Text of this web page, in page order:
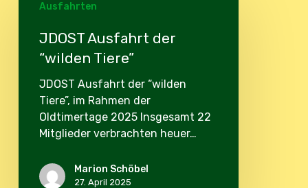
Ausfahrt
“wilden
Tiere”
Ausfahrten
JDOST Ausfahrt der
“wilden Tiere”
JDOST Ausfahrt der “wilden
Tiere”, im Rahmen der
Oldtimertage 2025 Insgesamt 22
Mitglieder verbrachten heuer…
Marion Schöbel
27. April 2025